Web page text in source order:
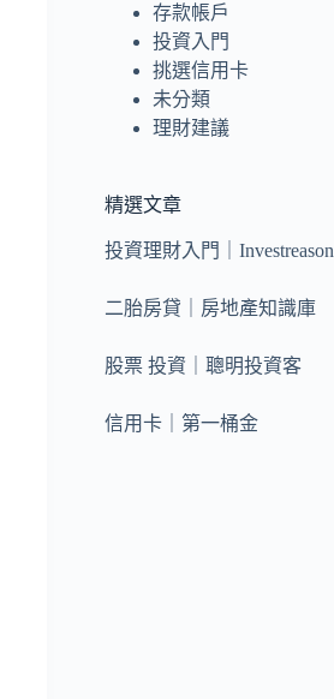
存款帳戶
投資入門
挑選信用卡
未分類
理財建議
精選文章
投資理財入門｜Investreason
二胎房貸｜房地產知識庫
股票 投資｜聰明投資客
信用卡｜第一桶金